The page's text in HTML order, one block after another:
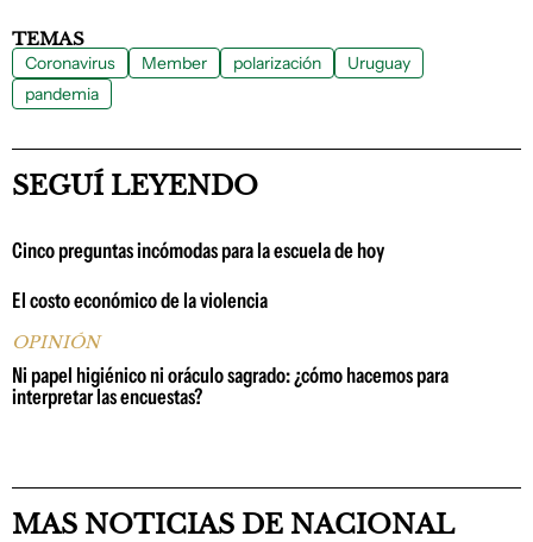
TEMAS
Coronavirus Member polarización
Uruguay
pandemia
SEGUÍ LEYENDO
Cinco preguntas incómodas para la escuela de hoy
El costo económico de la violencia
OPINIÓN
Ni papel higiénico ni oráculo sagrado: ¿cómo hacemos para
interpretar las encuestas?
MAS NOTICIAS DE NACIONAL